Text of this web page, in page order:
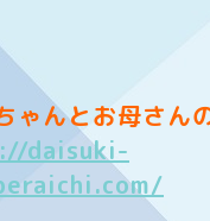
ゃんとお母さん
daisuki-